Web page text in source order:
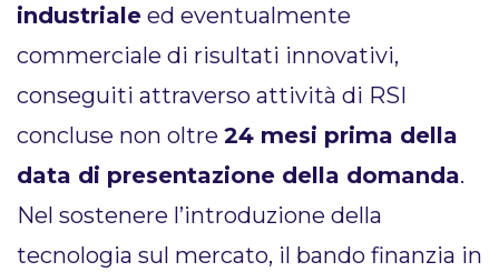
industriale ed eventualmente
commerciale di risultati innovativi,
conseguiti attraverso attività di RSI
concluse non oltre 24 mesi prima della
data di presentazione della domanda.
Nel sostenere l’introduzione della
tecnologia sul mercato, il bando finanzia in